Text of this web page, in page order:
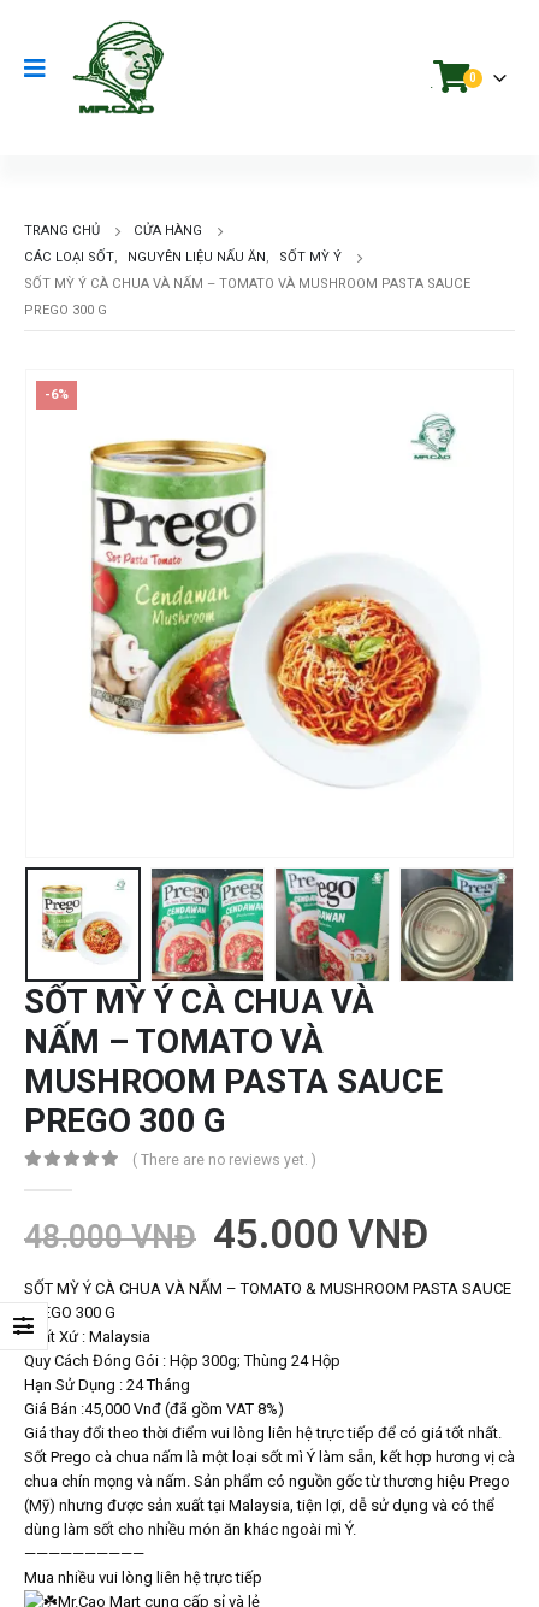
. 0
TRANG CHỦ
CỬA HÀNG
CÁC LOẠI SỐT, NGUYÊN LIỆU NẤU ĂN,
SỐT MỲ Ý
SỐT MỲ Ý CÀ CHUA VÀ NẤM – TOMATO VÀ MUSHROOM PASTA SAUCE
PREGO 300 G
-6%
SỐT MỲ Ý CÀ CHUA VÀ
NẤM – TOMATO VÀ
MUSHROOM PASTA SAUCE
PREGO 300 G
( There are no reviews yet. )
48.000VNĐ 45.000 VNĐ
SỐT MỲ Ý CÀ CHUA VÀ NẤM – TOMATO & MUSHROOM PASTA SAUCE
PREGO 300 G
Xuất Xứ : Malaysia
Quy Cách Đóng Gói : Hộp 300g; Thùng 24 Hộp
Hạn Sử Dụng : 24 Tháng
Giá Bán :45,000 Vnđ (đã gồm VAT 8%)
Giá thay đổi theo thời điểm vui lòng liên hệ trực tiếp để có giá tốt nhất.
Sốt Prego cà chua nấm là một loại sốt mì Ý làm sẵn, kết hợp hương vị cà
chua chín mọng và nấm. Sản phẩm có nguồn gốc từ thương hiệu Prego
(Mỹ) nhưng được sản xuất tại Malaysia, tiện lợi, dễ sử dụng và có thể
dùng làm sốt cho nhiều món ăn khác ngoài mì Ý.
——————————
Mua nhiều vui lòng liên hệ trực tiếp
Mr.Cao Mart cung cấp sỉ và lẻ